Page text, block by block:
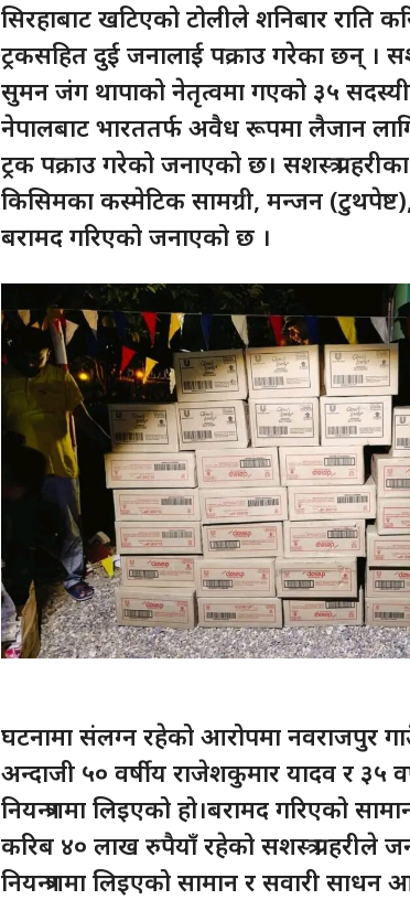
सिरहाबाट खटिएको टोलीले शनिबार राति
ट्रकसहित दुई जनालाई पक्राउ गरेका छन् ।
सुमन जंग थापाको नेतृत्वमा गएको ३५
नेपालबाट भारततर्फ अवैध रूपमा लैजान
ट्रक पक्राउ गरेको जनाएको छ। सशस्त्र
किसिमका कस्मेटिक सामग्री, मन्जन
बरामद गरिएको जनाएको छ ।
घटनामा संलग्न रहेको आरोपमा नवराजपुर
अन्दाजी ५० वर्षीय राजेशकुमार यादव र ३५
नियन्त्रणमा लिइएको हो।बरामद गरिएको
करिब ४० लाख रुपैयाँ रहेको सशस्त्र प्रहरीले
नियन्त्रणमा लिइएको सामान र सवारी